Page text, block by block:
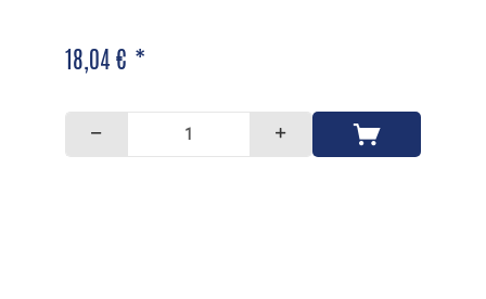
18,04 € *